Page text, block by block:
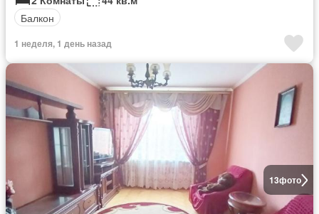
Балкон
1 неделя, 1 день назад
13фото